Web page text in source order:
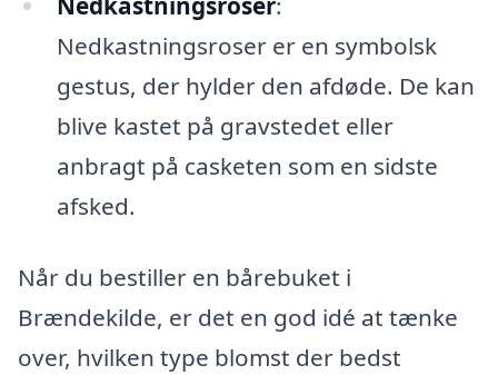
Nedkastningsroser er en symbolsk
gestus, der hylder den afdøde. De kan
blive kastet på gravstedet eller
anbragt på casketen som en sidste
afsked.
Når du bestiller en bårebuket i
Brændekilde, er det en god idé at tænke
over, hvilken type blomst der bedst